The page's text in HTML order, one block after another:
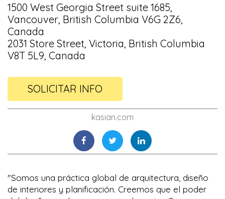
1500 West Georgia Street suite 1685,
Vancouver, British Columbia V6G 2Z6,
Canada
2031 Store Street, Victoria, British Columbia
V8T 5L9, Canada
SOLICITAR INFO
kasian.com
"Somos una práctica global de arquitectura, diseño
de interiores y planificación. Creemos que el poder